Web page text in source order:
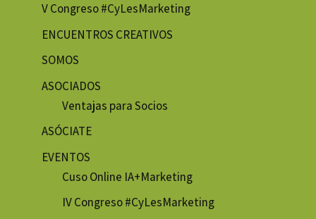
V Congreso #CyLesMarketing
ENCUENTROS CREATIVOS
SOMOS
ASOCIADOS
Ventajas para Socios
ASÓCIATE
EVENTOS
Cuso Online IA+Marketing
IV Congreso #CyLesMarketing